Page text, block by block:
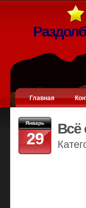
Главная
Январь
29
Всё